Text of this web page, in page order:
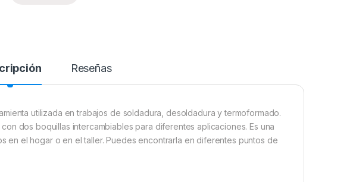
Reseñas
utilizada en trabajos de soldadura, desoldadura y termoformado.
dos boquillas intercambiables para diferentes aplicaciones. Es una
en el hogar o en el taller. Puedes encontrarla en diferentes puntos de